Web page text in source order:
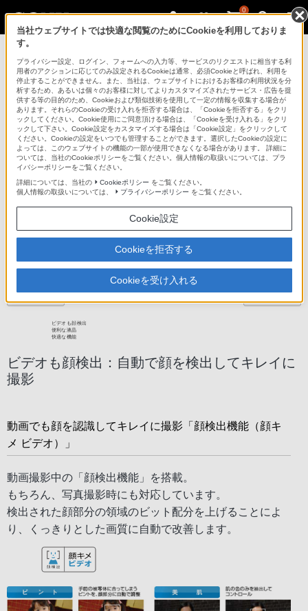
0
HDR-XR500V/XR520V
デジタルHDビデオカメラレコーダー HDR-XR500V/XR520V
商品の特長 | 使いやすい快適操作
前へ 次へ
ビデオも顔検出
ビデオも顔検出：自動で顔を検出してキレイに
撮影
動画でも顔を認識してキレイに撮影「顔検出機能（顔キ
メ ビデオ）」
動画撮影中の「顔検出機能」を搭載。
もちろん、写真撮影時にも対応しています。
検出された顔部分の領域のビット配分を上げることによ
り、くっきりとした画質に自動で改善します。
当社ウェブサイトでは快適な閲覧のためにCookieを利用しておりま
す。
プライバシー設定、ログイン、フォームへの入力等、サービスのリクエストに相当する利
用者のアクションに応じてのみ設定されるCookieは通常、必須Cookieと呼ばれ、利用を
停止することができません。また、当社は、ウェブサイトにおけるお客様の利用状況を分
析するため、あるいは個々のお客様に対してよりカスタマイズされたサービス・広告を提
供する等の目的のため、Cookieおよび類似技術を使用して一定の情報を収集する場合が
あります。それらのCookieの受け入れを拒否する場合は、「Cookieを拒否する」をクリ
ックしてください。Cookie使用にご同意頂ける場合は、「Cookieを受け入れる」をクリ
ックして下さい。Cookie設定をカスタマイズする場合は「Cookie設定」をクリックして
ください。Cookieの設定をいつでも管理することができます。選択したCookieの設定に
よっては、このウェブサイトの機能の一部が使用できなくなる場合があります。 詳細に
ついては、当社のCookieポリシーをご覧ください。個人情報の取扱いについては、プラ
イバシーポリシーをご覧ください。
詳細については、当社の
Cookieポリシー をご覧ください。
個人情報の取扱いについては、
プライバシーポリシー をご覧ください。
Cookie設定
Cookieを拒否する
Cookieを受け入れる